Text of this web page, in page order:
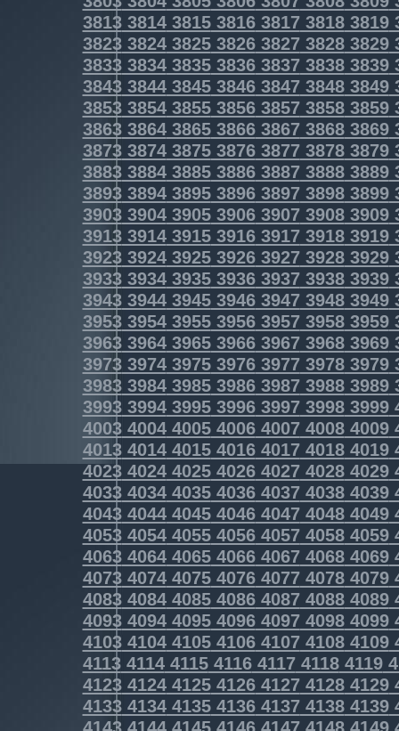
3813381438153816381738183819
3823382438253826382738283829
3833383438353836383738383839
3843384438453846384738483849
3853385438553856385738583859
3863386438653866386738683869
3873387438753876387738783879
3883388438853886388738883889
3893389438953896389738983899
3903390439053906390739083909
3913391439153916391739183919
3923392439253926392739283929
3933393439353936393739383939
3943394439453946394739483949
3953395439553956395739583959
3963396439653966396739683969
3973397439753976397739783979
3983398439853986398739883989
3993399439953996399739983999
4003400440054006400740084009
4013401440154016401740184019
4023402440254026402740284029
4033403440354036403740384039
4043404440454046404740484049
4053405440554056405740584059
4063406440654066406740684069
4073407440754076407740784079
4083408440854086408740884089
4093409440954096409740984099
4103410441054106410741084109
4113411441154116411741184119
4123412441254126412741284129
4133413441354136413741384139